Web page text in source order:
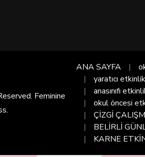
Feminine
.
ANA SAYFA
yaratıcı
anasınıfı
okul öncesi
ÇİZGİ
BELİRLİ
KARNE